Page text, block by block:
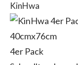
KinHwa
40cmx76cm
4er Pack